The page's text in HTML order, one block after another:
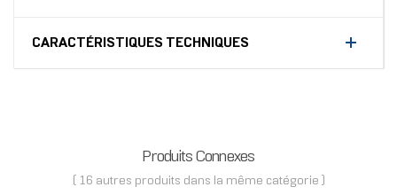
CARACTÉRISTIQUES TECHNIQUES
Produits Connexes
( 16 autres produits dans la même catégorie )